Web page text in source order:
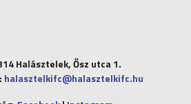
Halásztelek, Ősz utca 1.
halasztelkifc@halasztelkifc.hu